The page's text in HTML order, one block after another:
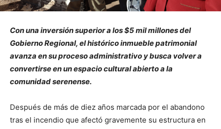
Con una inversión superior a los $5 mil millones del
Gobierno Regional, el histórico inmueble patrimonial
avanza en su proceso administrativo y busca volver a
convertirse en un espacio cultural abierto a la
comunidad serenense.
Después de más de diez años marcada por el abandono
tras el incendio que afectó gravemente su estructura en